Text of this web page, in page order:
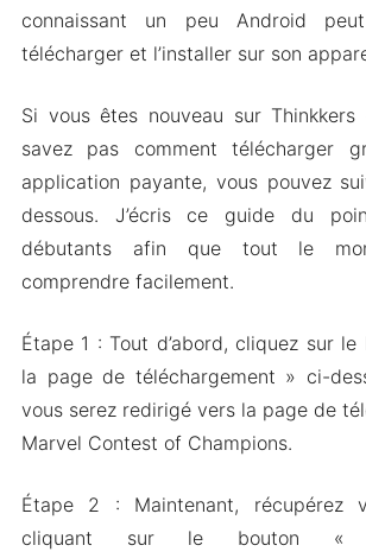
connaissant un peu Android
télécharger et l’installer sur son
Si vous êtes nouveau sur
savez pas comment télécharger
application payante, vous pouvez
dessous. J’écris ce guide du
débutants afin que tout le
comprendre facilement.
Étape 1 : Tout d’abord, cliquez sur
la page de téléchargement » ci-
vous serez redirigé vers la page de
Marvel Contest of Champions.
Étape 2 : Maintenant, récupérez
cliquant sur le bouton «